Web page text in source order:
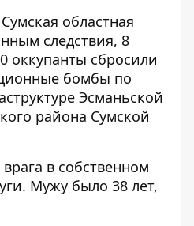
областная
следствия, 8
оккупанты сбросили
бомбы по
Эсманьской
района Сумской
в собственном
Мужу было 38 лет,